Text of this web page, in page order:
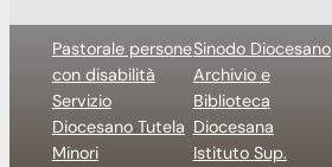
Pastorale persone
con disabilità
Servizio
Diocesano Tutela
Minori
Sinodo Diocesano
Archivio e
Biblioteca
Diocesana
Istituto Sup.